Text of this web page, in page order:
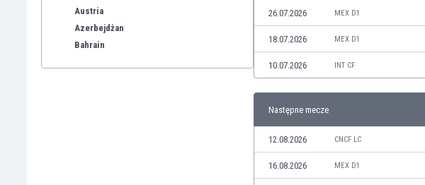
Austria
Azerbejdżan
Bahrain
26.07.2026 MEX D1
18.07.2026 MEX D1
10.07.2026 INT CF
Następne mecze
12.08.2026 CNCF LC
16.08.2026 MEX D1